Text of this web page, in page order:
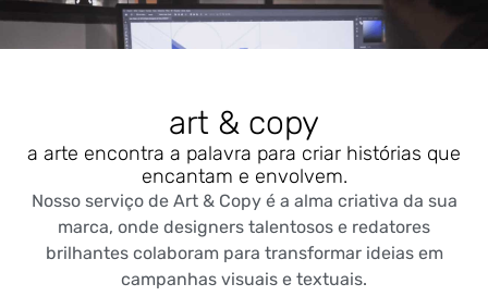
art & copy
a arte encontra a palavra para criar histórias que
encantam e envolvem.
Nosso serviço de Art & Copy é a alma criativa da sua
marca, onde designers talentosos e redatores
brilhantes colaboram para transformar ideias em
campanhas visuais e textuais.